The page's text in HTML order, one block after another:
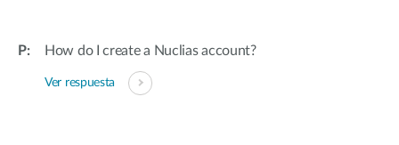
How do I create a Nuclias account?
Ver respuesta